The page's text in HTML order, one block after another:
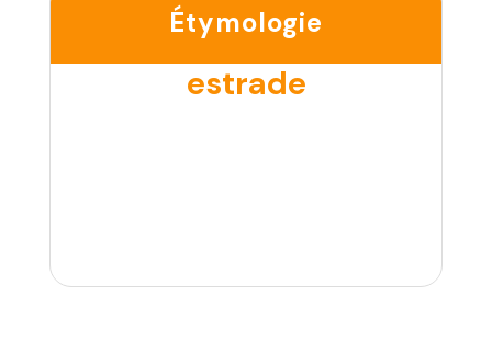
Étymologie
estrade